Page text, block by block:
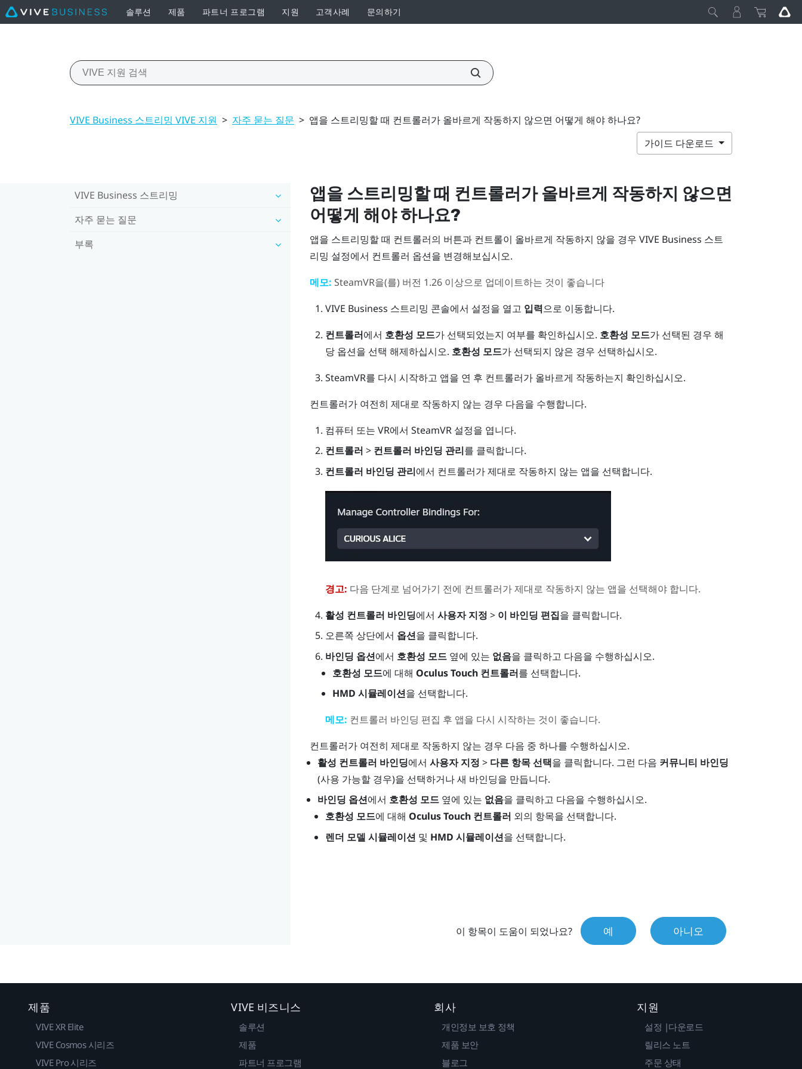
솔루션 제품 파트너 프로그램 지원 고객사례 문의하기
VIVE Business 스트리밍 VIVE 지원 > 자주 묻는 질문 > 앱을 스트리밍할 때 컨트롤러가 올바르게 작동하지 않으면 어떻게 해야 하나요?
가이드 다운로드
VIVE Business 스트리밍
자주 묻는 질문
부록
앱을 스트리밍할 때 컨트롤러가 올바르게 작동하지 않으면
어떻게 해야 하나요?
앱을 스트리밍할 때 컨트롤러의 버튼과 컨트롤이 올바르게 작동하지 않을 경우 VIVE Business 스트
리밍 설정에서 컨트롤러 옵션을 변경해보십시오.
메모: SteamVR을(를) 버전 1.26 이상으로 업데이트하는 것이 좋습니다
VIVE Business 스트리밍 콘솔에서 설정을 열고 입력으로 이동합니다.
컨트롤러에서 호환성 모드가 선택되었는지 여부를 확인하십시오. 호환성 모드가 선택된 경우 해
당 옵션을 선택 해제하십시오. 호환성 모드가 선택되지 않은 경우 선택하십시오.
SteamVR를 다시 시작하고 앱을 연 후 컨트롤러가 올바르게 작동하는지 확인하십시오.
컨트롤러가 여전히 제대로 작동하지 않는 경우 다음을 수행합니다.
컴퓨터 또는 VR에서 SteamVR설정을 엽니다.
컨트롤러 > 컨트롤러 바인딩 관리를 클릭합니다.
컨트롤러 바인딩 관리에서 컨트롤러가 제대로 작동하지 않는 앱을 선택합니다.
경고: 다음 단계로 넘어가기 전에 컨트롤러가 제대로 작동하지 않는 앱을 선택해야 합니다.
활성 컨트롤러 바인딩에서 사용자 지정 > 이 바인딩 편집을 클릭합니다.
오른쪽 상단에서 옵션을 클릭합니다.
바인딩 옵션에서 호환성 모드옆에 있는 없음을 클릭하고 다음을 수행하십시오.
호환성 모드에 대해 Oculus Touch 컨트롤러를 선택합니다.
HMD 시뮬레이션을 선택합니다.
메모: 컨트롤러 바인딩 편집 후 앱을 다시 시작하는 것이 좋습니다.
컨트롤러가 여전히 제대로 작동하지 않는 경우 다음 중 하나를 수행하십시오.
활성 컨트롤러 바인딩에서 사용자 지정 > 다른 항목 선택을 클릭합니다. 그런 다음 커뮤니티 바인딩
(사용 가능할 경우)을 선택하거나 새 바인딩을 만듭니다.
바인딩 옵션에서 호환성 모드옆에 있는 없음을 클릭하고 다음을 수행하십시오.
호환성 모드에 대해 Oculus Touch 컨트롤러 외의 항목을 선택합니다.
렌더 모델 시뮬레이션 및 HMD 시뮬레이션을 선택합니다.
이 항목이 도움이 되었나요? 예 아니오
제품
VIVE XR Elite
VIVE Cosmos 시리즈
VIVE Pro 시리즈
VIVE 비즈니스
솔루션
제품
파트너 프로그램
회사
개인정보 보호 정책
제품 보안
블로그
지원
설정 |다운로드
릴리스 노트
주문 상태